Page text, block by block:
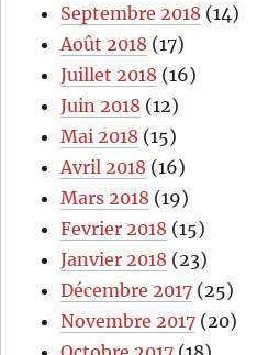
Septembre 2018 (14)
Août 2018 (17)
Juillet 2018 (16)
Juin 2018 (12)
Mai 2018 (15)
Avril 2018 (16)
Mars 2018 (19)
Fevrier 2018 (15)
Janvier 2018 (23)
Décembre 2017 (25)
Novembre 2017 (20)